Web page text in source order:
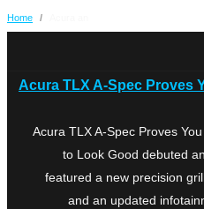
Home /
Acura TLX A-Spec Proves
Acura TLX A-Spec Proves
to Look Good debuted
featured a new precision
and an updated